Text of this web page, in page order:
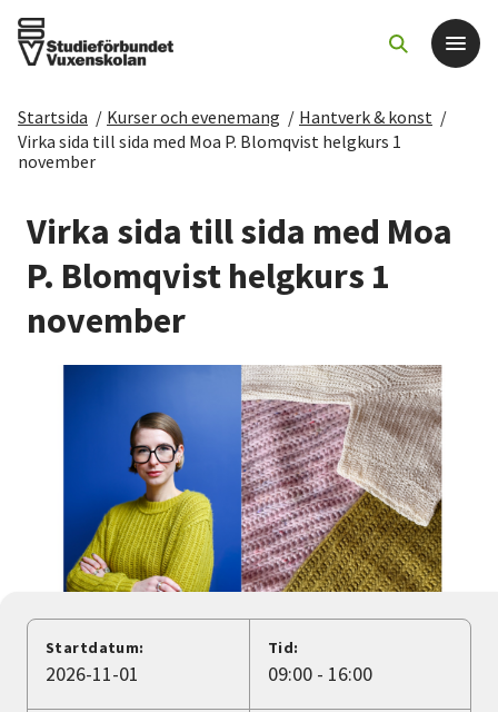
Det här gör vi
Sök kurser och evenemang
Om SV
Avdelningar
Lyssna
Startsida / Kurser och evenemang / Hantverk & konst /
Virka sida till sida med Moa P. Blomqvist helgkurs 1
november
Virka sida till sida med Moa
P. Blomqvist helgkurs 1
november
Startdatum:
2026-11-01
Tid:
09:00 - 16:00